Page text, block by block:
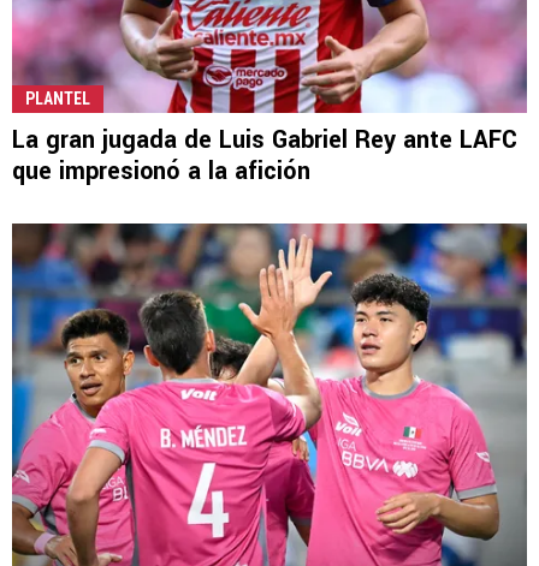
PLANTEL
La gran jugada de Luis Gabriel Rey ante LAFC
que impresionó a la afición